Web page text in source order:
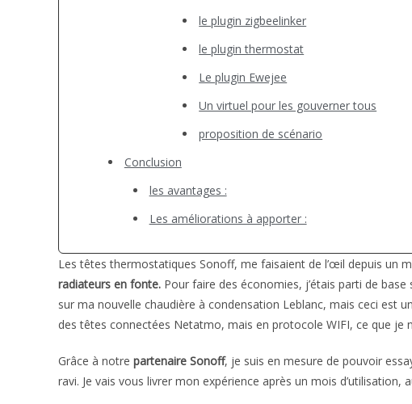
le plugin zigbeelinker
le plugin thermostat
Le plugin Ewejee
Un virtuel pour les gouverner tous
proposition de scénario
Conclusion
les avantages :
Les améliorations à apporter :
Les têtes thermostatiques Sonoff, me faisaient de l’œil depuis un
radiateurs en fonte. Pour faire des économies, j’étais parti de
sur ma nouvelle chaudière à condensation Leblanc, mais ceci est
des têtes connectées Netatmo, mais en protocole WIFI, ce que je
Grâce à notre partenaire Sonoff, je suis en mesure de pouvoir
ravi. Je vais vous livrer mon expérience après un mois d’utilisation,